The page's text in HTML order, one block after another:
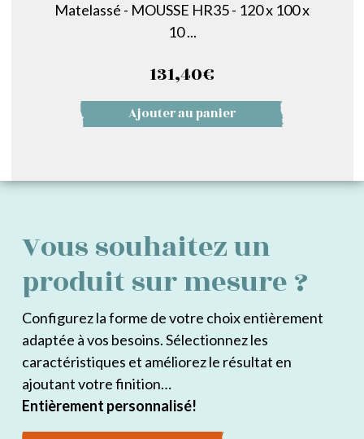
Matelassé - MOUSSE HR35 - 120 x 100 x
10 ...
131,40€
Ajouter au panier
Vous souhaitez un
produit sur mesure ?
Configurez la forme de votre choix entièrement
adaptée à vos besoins. Sélectionnez les
caractéristiques et améliorez le résultat en
ajoutant votre finition…
Entièrement personnalisé!